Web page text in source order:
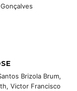
Brizola Brum,
Victor Francisco